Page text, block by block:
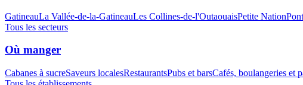
GatineauLa Vallée-de-la-GatineauLes Collines-de-l'OutaouaisPetite Nation
Tous les secteurs
Où manger
Cabanes à sucreSaveurs localesRestaurantsPubs et barsCafés, boulangeries et